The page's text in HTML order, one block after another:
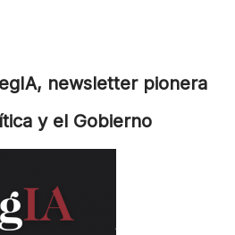
newsletter pionera
y el Gobierno